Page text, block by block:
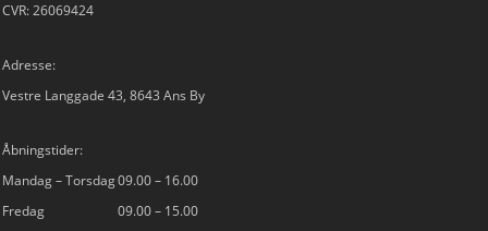
CVR: 26069424
Adresse:
Vestre Langgade 43, 8643 Ans By
Åbningstider:
Mandag – Torsdag09.00 – 16.00
Fredag
09.00 – 15.00